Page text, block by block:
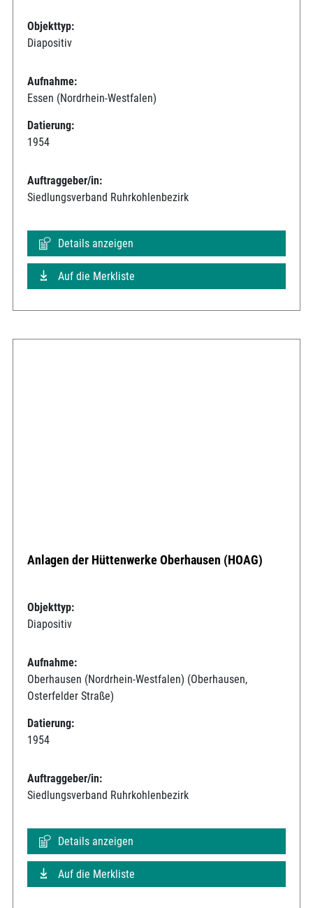
Objekttyp:
Diapositiv
Aufnahme:
Essen (Nordrhein-Westfalen)
Datierung:
1954
Auftraggeber/in:
Siedlungsverband Ruhrkohlenbezirk
Details anzeigen
Auf die Merkliste
Anlagen der Hüttenwerke Oberhausen (HOAG)
Objekttyp:
Diapositiv
Aufnahme:
Oberhausen (Nordrhein-Westfalen) (Oberhausen,
Osterfelder Straße)
Datierung:
1954
Auftraggeber/in:
Siedlungsverband Ruhrkohlenbezirk
Details anzeigen
Auf die Merkliste